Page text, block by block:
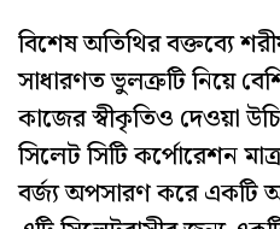
বিশেষ অতিথির বক্তব্যে
সাধারণত ভুলত্রুটি নিয়ে
কাজের স্বীকৃতিও দেওয়া
সিলেট সিটি কর্পোরেশন
বর্জ্য অপসারণ করে একটি